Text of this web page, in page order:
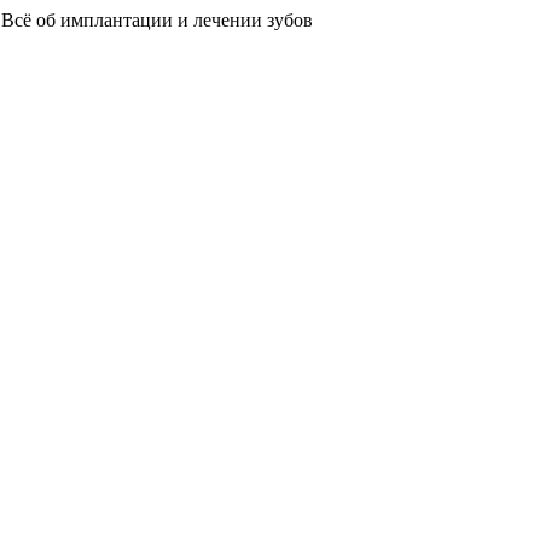
Всё об имплантации и лечении зубов